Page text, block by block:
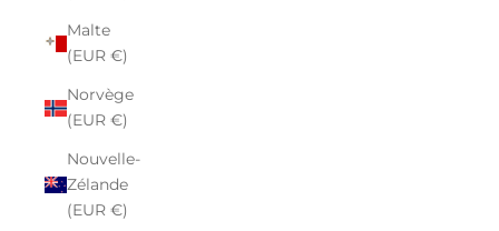
Malte
(EUR €)
Norvège
(EUR €)
Nouvelle-
Zélande
(EUR €)